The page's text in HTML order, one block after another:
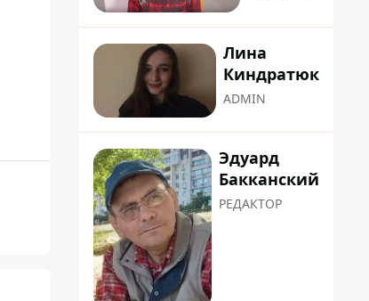
Лина
Киндратюк
ADMIN
Эдуард
Бакканский
РЕДАКТОР